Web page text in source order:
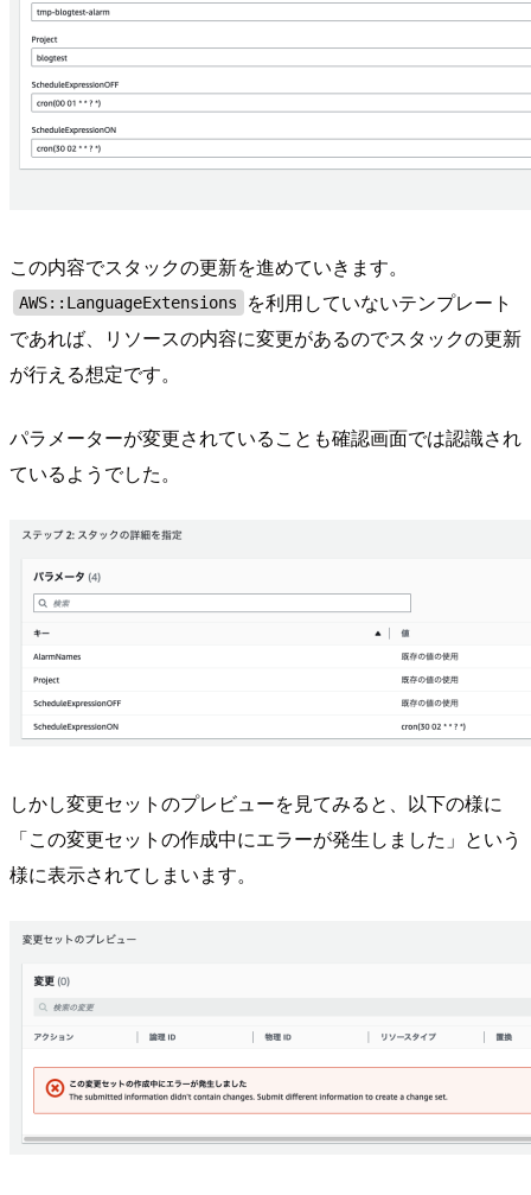
この内容でスタックの更新を進めていきます。
AWS::LanguageExtensions
を利用していないテンプレート
であれば、リソースの内容に変更があるのでスタックの更新
が行える想定です。
パラメーターが変更されていることも確認画面では認識され
ているようでした。
しかし変更セットのプレビューを見てみると、以下の様に
「この変更セットの作成中にエラーが発生しました」という
様に表示されてしまいます。